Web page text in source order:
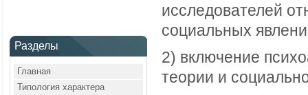
Разделы
Главная
Типология характера
исследователей
социальных
2) включение
теории и